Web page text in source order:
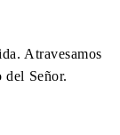
Atravesamos
del Señor.